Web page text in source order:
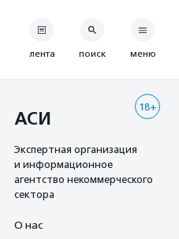
лента поиск меню
18+
АСИ
Экспертная организация
и информационное
агентство некоммерческого
сектора
О нас